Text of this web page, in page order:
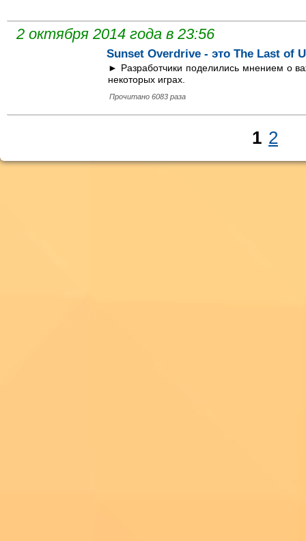
2 октября 2014 года в 23:56
Sunset Overdrive - это The Last of
► Разработчики поделились мнением о
некоторых играх.
Прочитано 6083 раза
1 2